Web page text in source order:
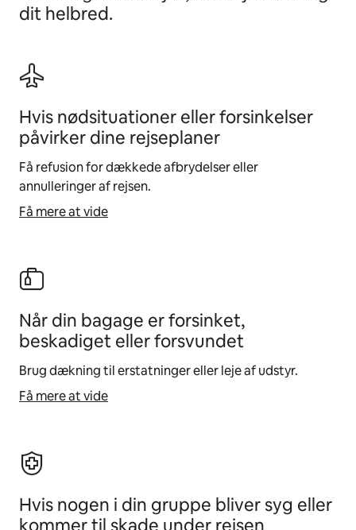
dit helbred.
Hvis nødsituationer eller forsinkelser
påvirker dine rejseplaner
Få refusion for dækkede afbrydelser eller
annulleringer af rejsen.
Få mere at vide
Når din bagage er forsinket,
beskadiget eller forsvundet
Brug dækning til erstatninger eller leje af udstyr.
Få mere at vide
Hvis nogen i din gruppe bliver syg eller